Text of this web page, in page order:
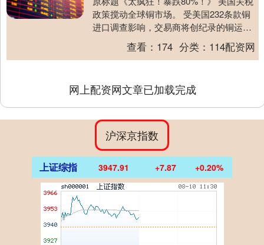
政策搅动全球铜市场。 受美国232条款铜
进口调查影响，交易商将创纪录的铜运往
美国，以规避潜在进口关税，这导致非美
地区出现....查看： 174 分类： 114配资网
网上配资网文章已加载完成
沪深京指数
上证综指 3947.91 +7.87 +0.20%